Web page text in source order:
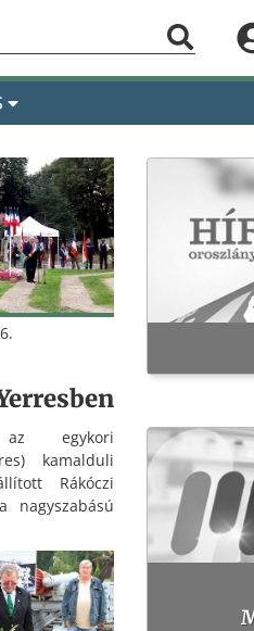
az egykori
kamalduli
Rákóczi
nagyszabású
kétezer főt